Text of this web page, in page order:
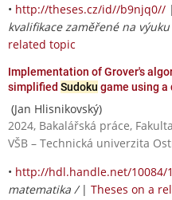
• http://theses.cz/id//b9njq0// |
kvalifikace zaměřené na
related topic
Implementation of Grover's
simplified Sudoku game using
(Jan Hlisnikovský)
2024, Bakalářská práce,
VŠB – Technická univerzita
• http://hdl.handle.net/10084/
matematika / | Theses on a